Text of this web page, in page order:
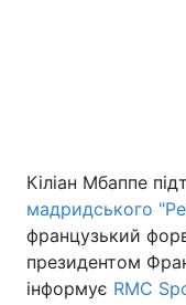
Кіліан Мбаппе
мадридського
французький
президентом
інформує RMC